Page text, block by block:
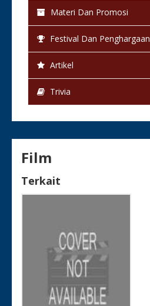
Materi Dan Promosi
Festival Dan Penghargaan
Artikel
Trivia
Film
Terkait